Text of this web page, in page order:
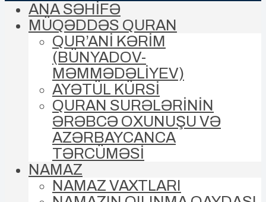
ANA SƏHİFƏ
MÜQƏDDƏS QURAN
QUR’ANİ KƏRİM
(BÜNYADOV-
MƏMMƏDƏLIYEV)
AYƏTÜL KÜRSİ
QURAN SURƏLƏRİNİN
ƏRƏBCƏ OXUNUŞU VƏ
AZƏRBAYCANCA
TƏRCÜMƏSİ
NAMAZ
NAMAZ VAXTLARI